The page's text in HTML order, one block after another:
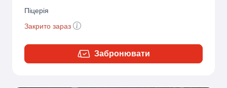
Піцерія
Закрито зараз
Забронювати